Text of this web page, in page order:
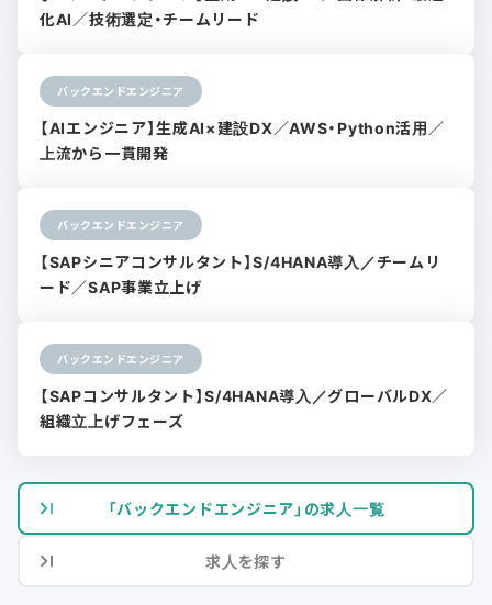
化AI／技術選定・チームリード
バックエンドエンジニア
【AIエンジニア】生成AI×建設DX／AWS・Python活用／
上流から一貫開発
バックエンドエンジニア
【SAPシニアコンサルタント】S/4HANA導入／チームリ
ード／SAP事業立上げ
バックエンドエンジニア
【SAPコンサルタント】S/4HANA導入／グローバルDX／
組織立上げフェーズ
「バックエンドエンジニア」の求人一覧
求人を探す